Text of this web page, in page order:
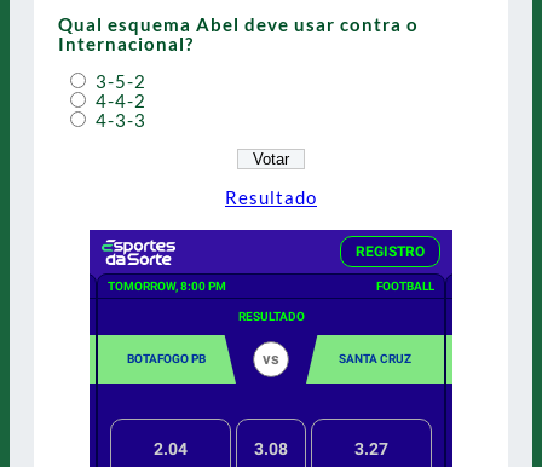
Qual esquema Abel deve usar contra o
Internacional?
3-5-2
4-4-2
4-3-3
Resultado